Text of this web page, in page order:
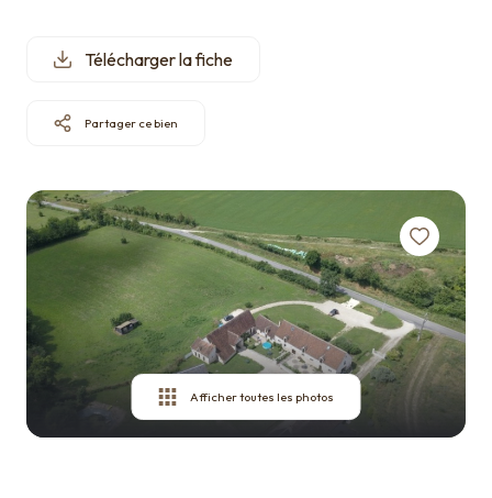
son
bien en
Qui
sommes
nous ?
Télécharger la fiche
Partager ce bien
Afficher toutes les photos